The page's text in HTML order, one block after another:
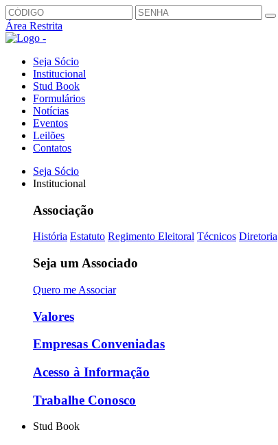
Área Restrita
Seja Sócio
Institucional
Stud Book
Formulários
Notícias
Eventos
Leilões
Contatos
Seja Sócio
Institucional
Associação
História Estatuto Regimento Eleitoral Técnicos Diretoria
Seja um Associado
Quero me Associar
Valores
Empresas Conveniadas
Acesso à Informação
Trabalhe Conosco
Stud Book